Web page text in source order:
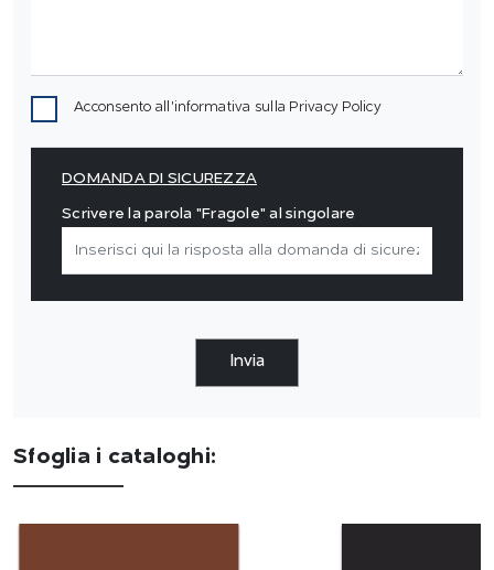
Acconsento all'informativa sulla Privacy Policy
DOMANDA DI SICUREZZA
Scrivere la parola "Fragole" al singolare
Invia
Sfoglia i cataloghi: